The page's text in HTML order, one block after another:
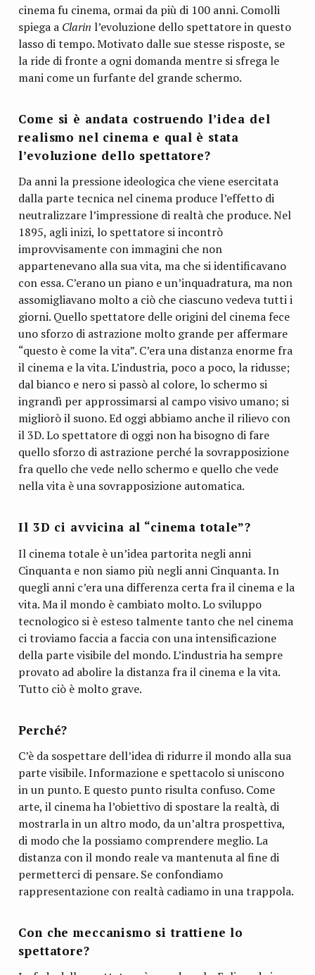
cinema fu cinema, ormai da più di 100 anni. Comolli
spiega a Clarin l’evoluzione dello spettatore in questo
lasso di tempo. Motivato dalle sue stesse risposte, se
la ride di fronte a ogni domanda mentre si sfrega le
mani come un furfante del grande schermo.
Come si è andata costruendo l’idea del
realismo nel cinema e qual è stata
l’evoluzione dello spettatore?
Da anni la pressione ideologica che viene esercitata
dalla parte tecnica nel cinema produce l’effetto di
neutralizzare l’impressione di realtà che produce. Nel
1895, agli inizi, lo spettatore si incontrò
improvvisamente con immagini che non
appartenevano alla sua vita, ma che si identificavano
con essa. C’erano un piano e un’inquadratura, ma non
assomigliavano molto a ciò che ciascuno vedeva tutti i
giorni. Quello spettatore delle origini del cinema fece
uno sforzo di astrazione molto grande per affermare
“questo è come la vita”. C’era una distanza enorme fra
il cinema e la vita. L’industria, poco a poco, la ridusse;
dal bianco e nero si passò al colore, lo schermo si
ingrandì per approssimarsi al campo visivo umano; si
migliorò il suono. Ed oggi abbiamo anche il rilievo con
il 3D. Lo spettatore di oggi non ha bisogno di fare
quello sforzo di astrazione perché la sovrapposizione
fra quello che vede nello schermo e quello che vede
nella vita è una sovrapposizione automatica.
Il 3D ci avvicina al “cinema totale”?
Il cinema totale è un’idea partorita negli anni
Cinquanta e non siamo più negli anni Cinquanta. In
quegli anni c’era una differenza certa fra il cinema e la
vita. Ma il mondo è cambiato molto. Lo sviluppo
tecnologico si è esteso talmente tanto che nel cinema
ci troviamo faccia a faccia con una intensificazione
della parte visibile del mondo. L’industria ha sempre
provato ad abolire la distanza fra il cinema e la vita.
Tutto ciò è molto grave.
Perché?
C’è da sospettare dell’idea di ridurre il mondo alla sua
parte visibile. Informazione e spettacolo si uniscono
in un punto. E questo punto risulta confuso. Come
arte, il cinema ha l’obiettivo di spostare la realtà, di
mostrarla in un altro modo, da un’altra prospettiva,
di modo che la possiamo comprendere meglio. La
distanza con il mondo reale va mantenuta al fine di
permetterci di pensare. Se confondiamo
rappresentazione con realtà cadiamo in una trappola.
Con che meccanismo si trattiene lo
spettatore?